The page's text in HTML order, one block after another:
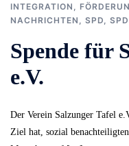
INTEGRATION
NACHRICHTEN
SPD
Spende für
e.V.
Der Verein Salzunger Tafel
Ziel hat, sozial